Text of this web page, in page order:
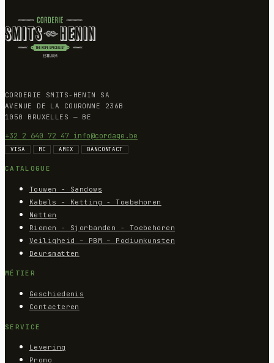
CORDERIE SMITS-HENIN SA
AVENUE DE LA COURONNE 236B
1050 BRUXELLES — BE
+32 2 640 72 47 info@cordage.be
VISA MC AMEX BANCONTACT
CATALOGUE
Touwen - Sandows
Kabels - Ketting - Toebehoren
Netten
Riemen - Sjorbanden - Toebehoren
Veiligheid – PBM – Podiumkunsten
Deursmatten
MÉTIER
Geschiedenis
Contacteren
SERVICE
Levering
Promo